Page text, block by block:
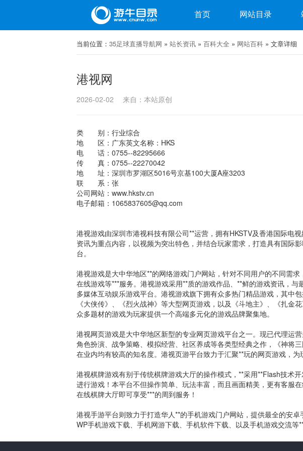
首页 网站目录
微博 微信
当前位置： 35足球直播导航网 » 站长资讯 » 百科大全 » 网站百科 » 文章详细
港视网
2026-02-02 来自：本站原创
类 别：行业综合
地 区：广东英文名称：HKS
电 话：0755--82295666
传 真：0755--22270042
地 址：深圳市罗湖区5016号京基100大厦A座3203
联 系：张
公司网站：www.hkstv.cn
电子邮箱：1065837605@qq.com
港视游戏由深圳市港视科技有限公司**运营，拥有HKSTV及香港国际电
资讯为重点内容，以视频为突出特色，并结合玩家需求，打造具有国际
台。
港视游戏是大中华地区**的网络游戏门户网站，针对不同用户的不同需求
在线游戏等***服务。港视游戏采用**质的游戏作品、**鲜的游戏资讯，与
多媒体互动娱乐游戏平台。港视游戏旗下拥有众多热门精品游戏，其中包
《大侠传》、《烈火战神》等大型网页游戏，以及《斗地主》、《扎金
众多题材的游戏为玩家提供一个高端多元化的游戏品牌聚集地。
港视网页游戏是大中华地区新型的专业网页游戏平台之一。现已代理运营
角色扮演、战争策略、模拟经营、社区养成等各类型经典之作，《神将
在业内均有较高的知名度。港视页游平台致力于汇聚**玩的网页游戏，为
港视棋牌游戏有别于传统棋牌游戏大厅的操作模式，**采用**Flash技术
进行游戏！本平台不但操作简单、玩法丰富，而且画面精美，更有客服
在线棋牌大厅即可享受***的周到服务！
港视手游平台则致力于打造华人**的手机游戏门户网站，提供最全的安卓
WP手机游戏下载、手机网游下载、手机软件下载、以及手机游戏交流等